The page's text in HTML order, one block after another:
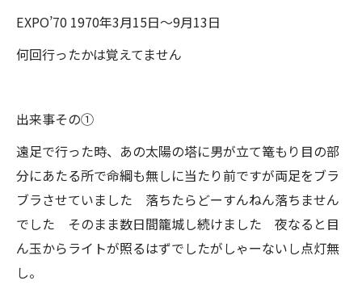
EXPO’70 1970年3月15日〜9月13日
何回行ったかは覚えてません
出来事その①
遠足で行った時、あの太陽の塔に男が立て篭もり目の部
分にあたる所で命綱も無しに当たり前ですが両足をブラ
ブラさせていました 落ちたらどーすんねん落ちません
でした そのまま数日間籠城し続けました 夜なると目
ん玉からライトが照るはずでしたがしゃーないし点灯無
し。